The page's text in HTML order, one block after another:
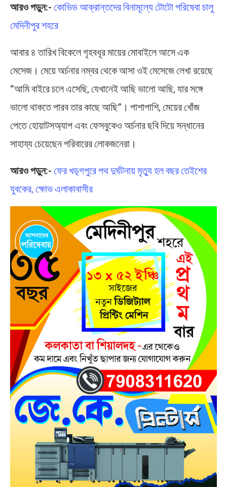
আরও পড়ুন:- কোভিড আক্রান্তদের বিনামূল্যে টোটো পরিষেবা চালু
মেদিনীপুর শহরে
আবার ৪ তারিখ বিকেলে গৃহবধূর মায়ের মোবাইলে আসে এক
মেসেজ। মেয়ে অর্চনার নম্বর থেকে আসা ওই মেসেজে লেখা রয়েছে
“আমি বাইরে চলে এসেছি, যেখানেই আছি ভালো আছি, যার সঙ্গে
ভালো থাকতে পারব তার কাছে আছি”। পাশাপাশি, মেয়ের খোঁজ
পেতে হোয়াটসঅ্যাপ এবং ফেসবুকেও অর্চনার ছবি দিয়ে সন্ধানের
সাহায্য চেয়েছেন পরিবারের লোকজনেরা।
আরও পড়ুন:- ফের খড়্গপুরে পথ দুর্ঘটনায় মৃত্যু হল বছর তেইশের
যুবকের, ক্ষোভ এলাকাবাসীর